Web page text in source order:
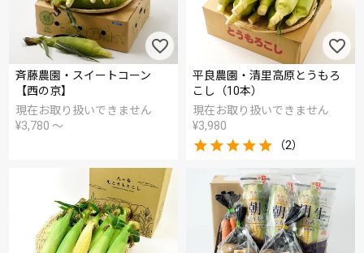
斉藤農園・スイートコーン
【西の京】
現在お取り扱いできません
¥3,780 〜
平良農園・清里高原とうもろ
こし（10本）
現在お取り扱いできません
¥3,980
（2）